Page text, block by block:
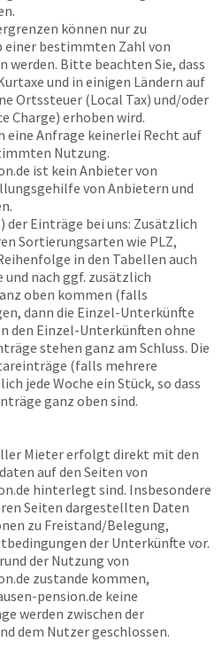
können nur zu
bestimmten Zahl von
werden. Bitte beachten Sie, dass
und in einigen Ländern auf
Ortssteuer (Local Tax) und/oder
Charge) erhoben wird.
eine Anfrage keinerlei Recht auf
Nutzung.
ist kein Anbieter von
von Anbietern und
Einträge bei uns: Zusätzlich
Sortierungsarten wie PLZ,
in den Tabellen auch
und nach ggf. zusätzlich
oben kommen (falls
dann die Einzel-Unterkünfte
den Einzel-Unterkünften ohne
stehen ganz am Schluss. Die
(falls mehrere
jede Woche ein Stück, so dass
ganz oben sind.
Mieter erfolgt direkt mit den
auf den Seiten von
hinterlegt sind. Insbesondere
Seiten dargestellten Daten
zu Freistand/Belegung,
der Unterkünfte vor.
der Nutzung von
zustande kommen,
pension.de keine
werden zwischen der
dem Nutzer geschlossen.